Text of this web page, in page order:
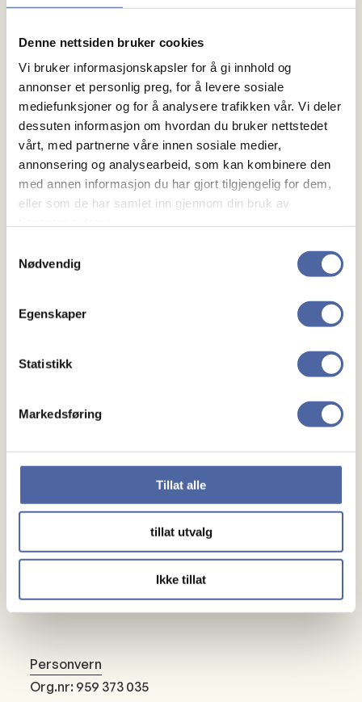
Denne nettsiden bruker cookies
Vi bruker informasjonskapsler for å gi innhold og
annonser et personlig preg, for å levere sosiale
mediefunksjoner og for å analysere trafikken vår. Vi deler
dessuten informasjon om hvordan du bruker nettstedet
vårt, med partnerne våre innen sosiale medier,
annonsering og analysearbeid, som kan kombinere den
med annen informasjon du har gjort tilgjengelig for dem,
eller som de har samlet inn gjennom din bruk av
Nødvendig
Egenskaper
Statistikk
Markedsføring
Tillat alle
tillat utvalg
Ikke tillat
Om MS
Om MS
Ny med MS
Mennesker
Noen å snakke med
Bli fast giver
Om oss
Medlemskap
Personvern
Org.nr: 959 373 035